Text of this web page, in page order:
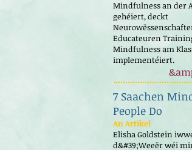
Mindfulness an der
gehéiert, deckt
Educateuren
Mindfulness am
implementéiert.
7 Saachen
People Do
An Artikel
Elisha Goldstein
d&#39;Weeër wéi